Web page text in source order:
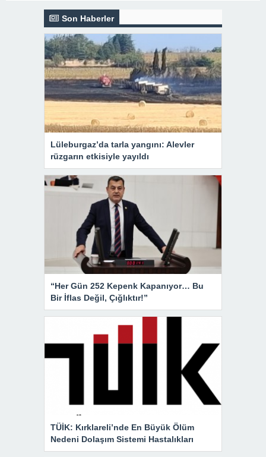
Son Haberler
Lüleburgaz’da tarla yangını: Alevler
rüzgarın etkisiyle yayıldı
“Her Gün 252 Kepenk Kapanıyor… Bu
Bir İflas Değil, Çığlıktır!”
TÜİK: Kırklareli’nde En Büyük Ölüm
Nedeni Dolaşım Sistemi Hastalıkları